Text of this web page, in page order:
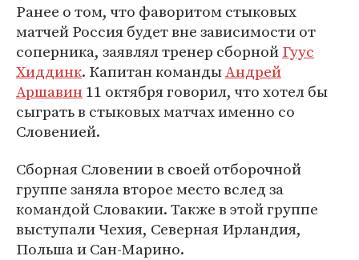
Ранее о том, что фаворитом стыковых
матчей Россия будет вне зависимости от
соперника, заявлял тренер сборнойГуус
Хиддинк. Капитан командыАндрей
Аршавин11 октября говорил, что хотел бы
сыграть в стыковых матчах именно со
Словенией.
Сборная Словении в своей отборочной
группе заняла второе место вслед за
командой Словакии. Также в этой группе
выступали Чехия, Северная Ирландия,
Польша и Сан-Марино.